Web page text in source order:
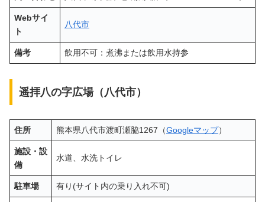
Webサイ
ト
八代市
備考 飲用不可：煮沸または飲用水持参
遥拝八の字広場（八代市）
住所 熊本県八代市渡町瀬脇1267（Googleマップ）
施設・設
備
水道、水洗トイレ
駐車場 有り(サイト内の乗り入れ不可)